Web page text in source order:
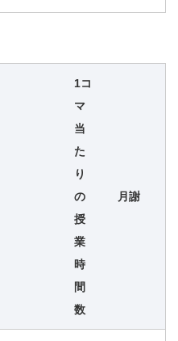
1コ
マ
当
た
り
の
授
業
時
間
数
月謝